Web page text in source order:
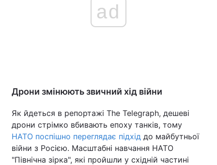
ad
Дрони змінюють звичний хід війни
Як йдеться в репортажі The Telegraph, дешеві
дрони стрімко вбивають епоху танків, тому
НАТО поспішно переглядає підхід до майбутньої
війни з Росією. Масштабні навчання НАТО
"Північна зірка", які пройшли у східній частині